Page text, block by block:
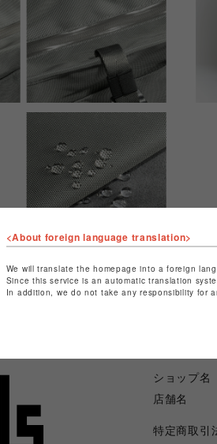
ショップ名
店舗名
特定商取引
<About foreign language translation>
We will translate the homepage into a foreign
Since this service is an automatic translation
In addition, we do not take any responsibility for